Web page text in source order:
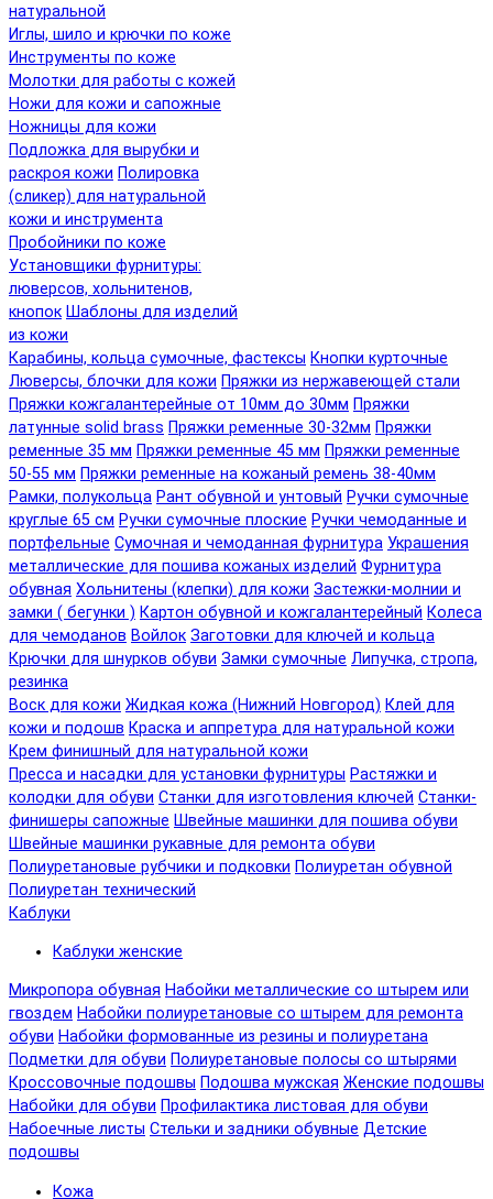
натуральной
Иглы, шило и крючки по коже
Инструменты по коже
Молотки для работы с кожей
Ножи для кожи и сапожные
Ножницы для кожи
Подложка для вырубки и
раскроя кожи Полировка
(сликер) для натуральной
кожи и инструмента
Пробойники по коже
Установщики фурнитуры:
люверсов, хольнитенов,
кнопок Шаблоны для изделий
из кожи
Карабины, кольца сумочные, фастексы Кнопки курточные
Люверсы, блочки для кожи Пряжки из нержавеющей стали
Пряжки кожгалантерейные от 10мм до 30мм Пряжки
латунные solid brass Пряжки ременные 30-32мм Пряжки
ременные 35 мм Пряжки ременные 45 мм Пряжки ременные
50-55 мм Пряжки ременные на кожаный ремень 38-40мм
Рамки, полукольца Рант обувной и унтовый Ручки сумочные
круглые 65 см Ручки сумочные плоские Ручки чемоданные и
портфельные Сумочная и чемоданная фурнитура Украшения
металлические для пошива кожаных изделий Фурнитура
обувная Хольнитены (клепки) для кожи Застежки-молнии и
замки ( бегунки ) Картон обувной и кожгалантерейный Колеса
для чемоданов Войлок Заготовки для ключей и кольца
Крючки для шнурков обуви Замки сумочные Липучка, стропа,
резинка
Воск для кожи Жидкая кожа (Нижний Новгород) Клей для
кожи и подошв Краска и аппретура для натуральной кожи
Крем финишный для натуральной кожи
Пресса и насадки для установки фурнитуры Растяжки и
колодки для обуви Станки для изготовления ключей Станки-
финишеры сапожные Швейные машинки для пошива обуви
Швейные машинки рукавные для ремонта обуви
Полиуретановые рубчики и подковки Полиуретан обувной
Полиуретан технический
Каблуки
Каблуки женские
Микропора обувная Набойки металлические со штырем или
гвоздем Набойки полиуретановые со штырем для ремонта
обуви Набойки формованные из резины и полиуретана
Подметки для обуви Полиуретановые полосы со штырями
Кроссовочные подошвы Подошва мужская Женские подошвы
Набойки для обуви Профилактика листовая для обуви
Набоечные листы Стельки и задники обувные Детские
подошвы
Кожа